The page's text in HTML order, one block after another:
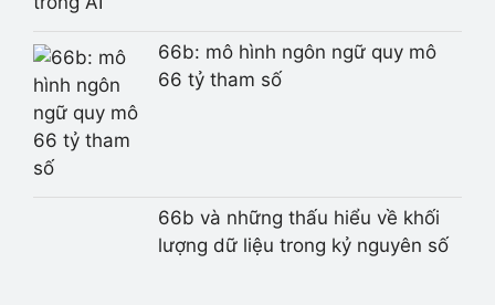
66b: mô hình ngôn ngữ quy mô
66 tỷ tham số
66b và những thấu hiểu về khối
lượng dữ liệu trong kỷ nguyên số